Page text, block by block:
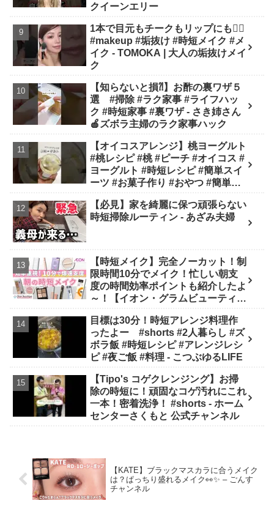
クイーンエリー
1本で目元もチークもリップにも❤️‍🔥
#makeup #垢抜け #時短メイク #メ
イク - TOMOKA | 大人の垢抜けメイ
ク
【知らないと損⁈】お酢の裏ワザ５
選 #掃除 #ラク家事 #ライフハッ
ク #時短家事 #裏ワザ - さき姉さん
🍎ズボラ主婦のラク家事ハック
【オイコスアレンジ】桃ヨーグルト
#桃レシピ #桃 #ピーチ #オイコス #
ヨーグルト #時短レシピ #簡単スイ
ーツ #お菓子作り #おやつ #簡単レ
cooking(BOTTA SWEETS)
【必見】家を綺麗に保つ頑張らない
時短掃除ルーティン - あざみ夫婦
【時短メイク】完全ノーカット！制
限時間10分でメイク！忙しい朝支
度の時間効率ポイントも紹介したよ
～！【イオン・グラムビューティー
ラムビューティーク公式】
目標は30分！時短アレンジ料理作
ったよー #shorts #2人暮らし #ズ
ボラ飯 #時短レシピ #アレンジレシ
ピ #夜ご飯 #料理 - こつぶゆるLIFE
【Tipo's コゲクレンジング】お掃
除の時短に！頑固なコゲ汚れにこれ
一本！密着洗浄！ #shorts - ホーム
センターさくもと 公式チャンネル
【KATE】ブラックマスカラに合うメイク
は？ぱっちり盛れるメイク👀✨ – ごんす
チャンネル